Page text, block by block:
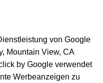
von Google
Mountain View, CA
by Google verwendet
Werbeanzeigen zu